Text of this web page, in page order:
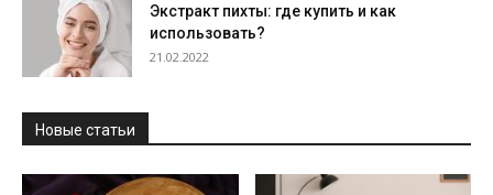
Экстракт пихты: где купить и как
использовать?
21.02.2022
Новые статьи